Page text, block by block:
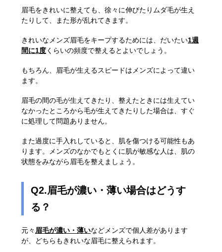
眉毛をきれいに整えても、徐々に伸びたりムダ毛が生え
たりして、また形が乱れてきます。
きれいなメンズ眉毛をキープするためには、だいたい1週
間に1度くらいの頻度で整えるとよいでしょう。
もちろん、眉毛が生えるスピードはメンズによって違い
ます。
眉毛の間の毛が生えてきたり、整えたときには生えてい
なかったところから毛が生えてきたりした場合は、すぐ
に処理して問題ありません。
また過度に手入れしていると、肌を傷つける可能性もあ
ります。メンズのなかでもとくに肌が敏感な人は、肌の
状態をみながら眉毛を整えましょう。
Q2.眉毛が濃い・薄い場合はどうす
る？
元々 眉毛が濃い・薄いなどメンズで個人差があります
が、どちらもきれいな眉毛に整えられます。